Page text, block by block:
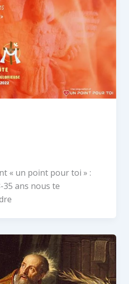
« un point pour toi » :
35 ans nous te